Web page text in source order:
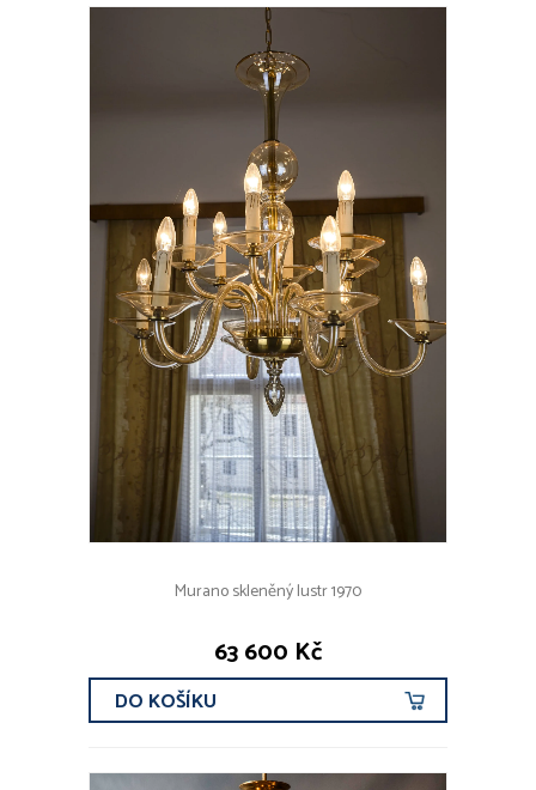
Murano skleněný lustr 1970
63 600 Kč
DO KOŠÍKU